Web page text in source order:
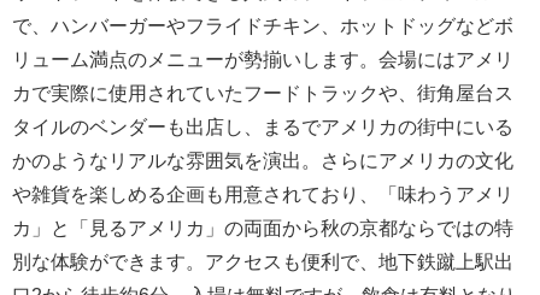
で、ハンバーガーやフライドチキン、ホットドッグなどボ
リューム満点のメニューが勢揃いします。会場にはアメリ
カで実際に使用されていたフードトラックや、街角屋台ス
タイルのベンダーも出店し、まるでアメリカの街中にいる
かのようなリアルな雰囲気を演出。さらにアメリカの文化
や雑貨を楽しめる企画も用意されており、「味わうアメリ
カ」と「見るアメリカ」の両面から秋の京都ならではの特
別な体験ができます。アクセスも便利で、地下鉄蹴上駅出